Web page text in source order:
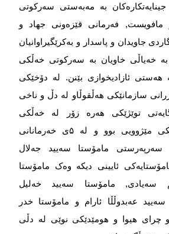
بە مەبەستی سەرکوتی
مافویست, فەرمانی قێزەونی جهاد و
جاویدان و پاسدار و بەکرێگیراوانیان
بە خەیاڵی خاویان بە سەرکوتی خەڵکی
هەستی ئازادیخوازی بێنن. لە دۆخێکی
سازمانێکی هەڵقوڵاو لە دڵ و ناخی
توێژێکی هەرە زۆر لە خەڵکی
مێژوویی بوو و لە ۵ی خەرمانانی
مامۆستا سەیید جەلال
ئایینی دیکە وەک مامۆستا
سەیادی, مامۆستا سەیید خەلیل
عەبدوڵڵا ئارام و مامۆستا خدر
چرای هیوا و هومێدێکی نوێی لە دڵی